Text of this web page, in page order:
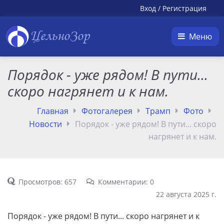
Вход / Регистрация
ЦельноЗор Меню
Порядок - уже рядом! В пути...
скоро нагрянет и к нам.
Главная Фотогалерея Трамп
Фото
Новости
Порядок - уже рядом! В пути... скоро
нагрянет и к нам.
Просмотров: 657
Комментарии: 0
22 августа 2025 г.
Порядок - уже рядом! В пути... скоро нагрянет и к